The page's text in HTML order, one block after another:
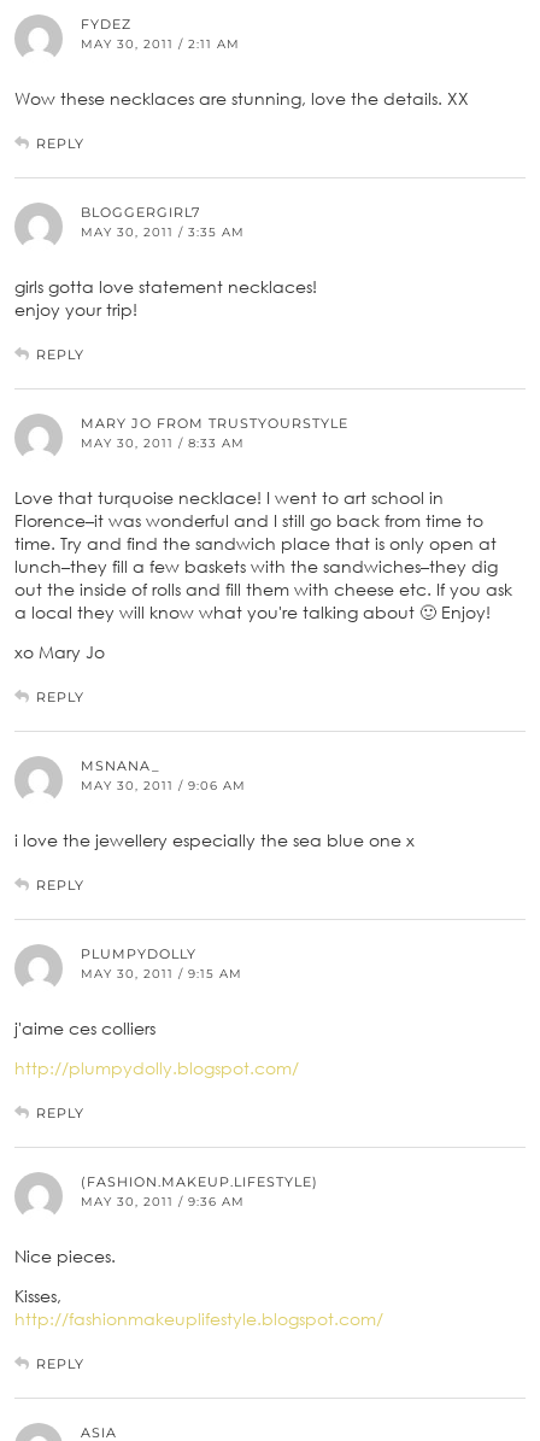
FYDEZ
MAY 30, 2011 / 2:11 AM
Wow these necklaces are stunning, love the details. XX
REPLY
BLOGGERGIRL7
MAY 30, 2011 / 3:35 AM
girls gotta love statement necklaces!
enjoy your trip!
REPLY
MARY JO FROM TRUSTYOURSTYLE
MAY 30, 2011 / 8:33 AM
Love that turquoise necklace! I went to art school in
Florence–it was wonderful and I still go back from time to
time. Try and find the sandwich place that is only open at
lunch–they fill a few baskets with the sandwiches–they dig
out the inside of rolls and fill them with cheese etc. If you ask
a local they will know what you're talking about 🙂 Enjoy!
xo Mary Jo
REPLY
MSNANA_
MAY 30, 2011 / 9:06 AM
i love the jewellery especially the sea blue one x
REPLY
PLUMPYDOLLY
MAY 30, 2011 / 9:15 AM
j'aime ces colliers
http://plumpydolly.blogspot.com/
REPLY
(FASHION.MAKEUP.LIFESTYLE)
MAY 30, 2011 / 9:36 AM
Nice pieces.
Kisses,
http://fashionmakeuplifestyle.blogspot.com/
REPLY
ASIA